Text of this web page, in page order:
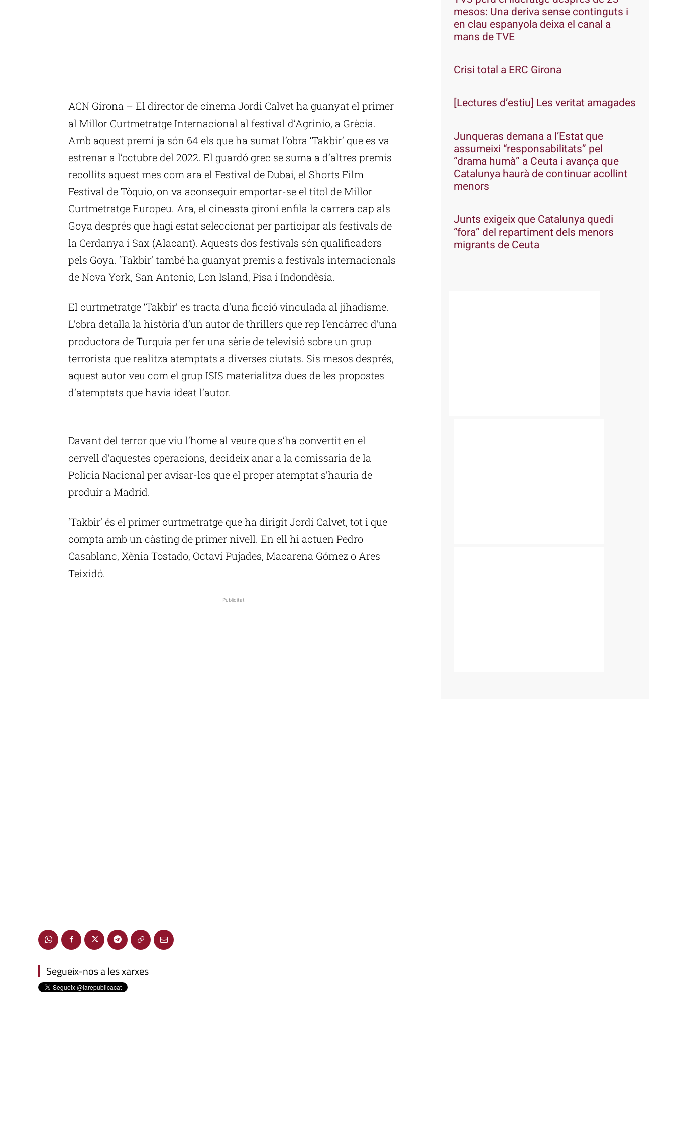
ACN Girona – El director de cinema Jordi Calvet ha guanyat el primer
al Millor Curtmetratge Internacional al festival d’Agrinio, a Grècia.
Amb aquest premi ja són 64 els que ha sumat l’obra ‘Takbir’ que es va
estrenar a l’octubre del 2022. El guardó grec se suma a d’altres premis
recollits aquest mes com ara el Festival de Dubai, el Shorts Film
Festival de Tòquio, on va aconseguir emportar-se el títol de Millor
Curtmetratge Europeu. Ara, el cineasta gironí enfila la carrera cap als
Goya després que hagi estat seleccionat per participar als festivals de
la Cerdanya i Sax (Alacant). Aquests dos festivals són qualificadors
pels Goya. ‘Takbir’ també ha guanyat premis a festivals internacionals
de Nova York, San Antonio, Lon Island, Pisa i Indondèsia.
El curtmetratge ‘Takbir’ es tracta d’una ficció vinculada al jihadisme.
L’obra detalla la història d’un autor de thrillers que rep l’encàrrec d’una
productora de Turquia per fer una sèrie de televisió sobre un grup
terrorista que realitza atemptats a diverses ciutats. Sis mesos després,
aquest autor veu com el grup ISIS materialitza dues de les propostes
d’atemptats que havia ideat l’autor.
Davant del terror que viu l’home al veure que s’ha convertit en el
cervell d’aquestes operacions, decideix anar a la comissaria de la
Policia Nacional per avisar-los que el proper atemptat s’hauria de
produir a Madrid.
‘Takbir’ és el primer curtmetratge que ha dirigit Jordi Calvet, tot i que
compta amb un càsting de primer nivell. En ell hi actuen Pedro
Casablanc, Xènia Tostado, Octavi Pujades, Macarena Gómez o Ares
Teixidó.
Publicitat
Segueix-nos a les xarxes
mesos: Una deriva sense continguts i
en clau espanyola deixa el canal a
mans de TVE
Crisi total a ERC Girona
[Lectures d’estiu] Les veritat amagades
Junqueras demana a l’Estat que
assumeixi “responsabilitats” pel
“drama humà” a Ceuta i avança que
Catalunya haurà de continuar acollint
menors
Junts exigeix que Catalunya quedi
“fora” del repartiment dels menors
migrants de Ceuta